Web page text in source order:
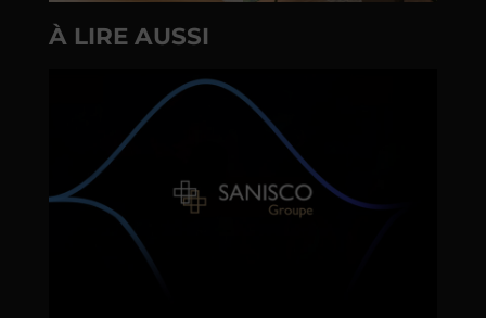
À LIRE AUSSI